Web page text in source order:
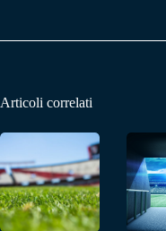
Articoli correlati